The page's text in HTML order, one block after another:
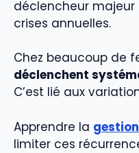
déclencheur
crises annuelles.
Chez beaucoup de
déclenchent
C’est lié aux
Apprendre la
limiter ces